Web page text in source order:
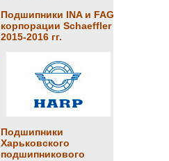
Подшипники INA и FAG
корпорации Schaeffler
2015-2016 гг.
Подшипники
Харьковского
подшипникового